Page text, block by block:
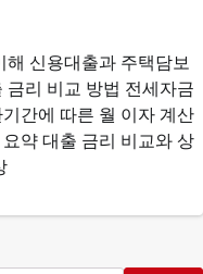
신용대출과 주택담보
리 비교 방법 전세자금
간에 따른 월 이자 계산
약 대출 금리 비교와 상